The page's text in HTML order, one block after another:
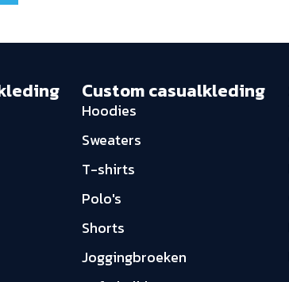
Custom casualkleding
Hoodies
Sweaters
T-shirts
Polo's
Shorts
Joggingbroeken